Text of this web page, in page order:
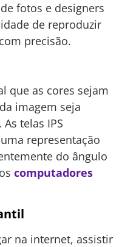
fotos e designers
de reproduzir
precisão.
que as cores sejam
imagem seja
telas IPS
representação
do ângulo
computadores
na internet, assistir